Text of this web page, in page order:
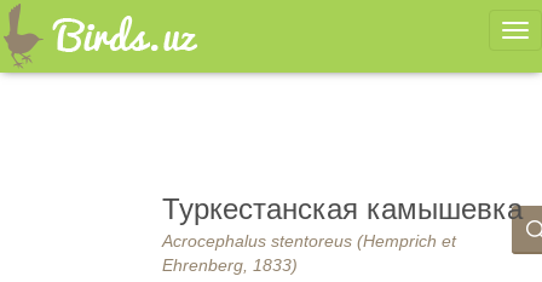
Туркестанская камышевка
Acrocephalus stentoreus (Hemprich et
Ehrenberg, 1833)